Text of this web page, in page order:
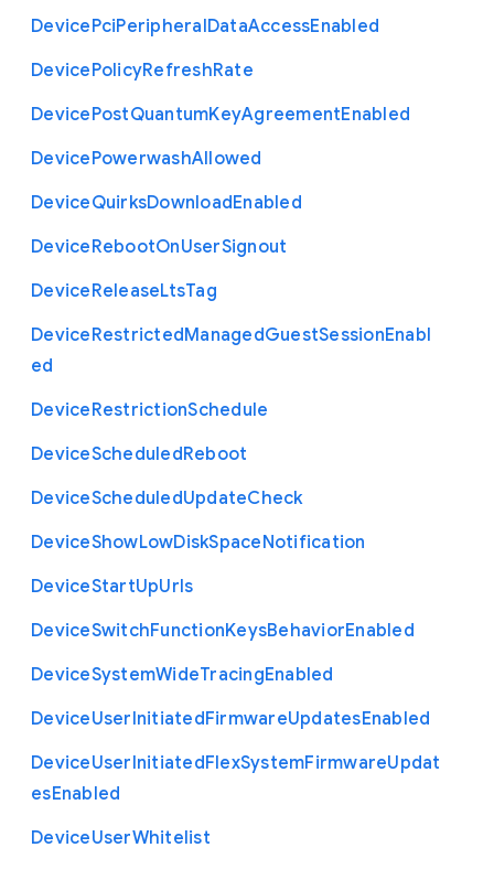
DevicePciPeripheralDataAccessEnabled
DevicePolicyRefreshRate
DevicePostQuantumKeyAgreementEnabled
DevicePowerwashAllowed
DeviceQuirksDownloadEnabled
DeviceRebootOnUserSignout
DeviceReleaseLtsTag
DeviceRestrictedManagedGuestSessionEnabl
ed
DeviceRestrictionSchedule
DeviceScheduledReboot
DeviceScheduledUpdateCheck
DeviceShowLowDiskSpaceNotification
DeviceStartUpUrls
DeviceSwitchFunctionKeysBehaviorEnabled
DeviceSystemWideTracingEnabled
DeviceUserInitiatedFirmwareUpdatesEnabled
DeviceUserInitiatedFlexSystemFirmwareUpdat
esEnabled
DeviceUserWhitelist